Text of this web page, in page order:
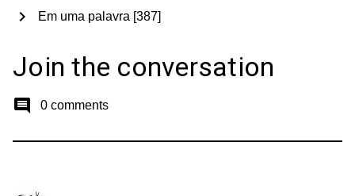
Em uma palavra [387]
chevron_right
Join the conversation
comment 0 comments